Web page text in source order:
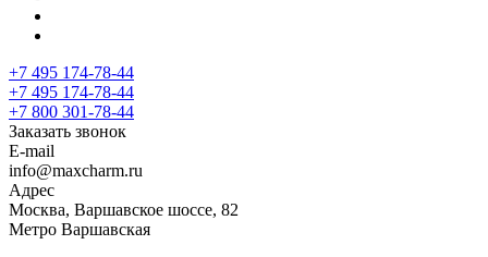
+7 495 174-78-44
+7 495 174-78-44
+7 800 301-78-44
Заказать звонок
E-mail
info@maxcharm.ru
Адрес
Москва, Варшавское шоссе, 82
Метро Варшавская